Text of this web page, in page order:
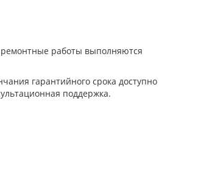
ремонтные работы выполняются
гарантийного срока доступно
поддержка.